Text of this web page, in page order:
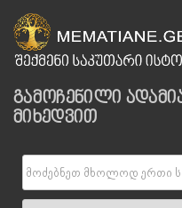
გამოჩენილი
მიხედვით